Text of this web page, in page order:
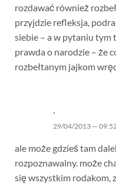
rozdawać również
przyjdzie refleksja,
siebie – a w pytaniu tym
prawda o narodzie – że
rozbełtanym jajkom
.
29/04/2013 —
ale może gdzieś tam
rozpoznawalny. może
się wszystkim rodakom,